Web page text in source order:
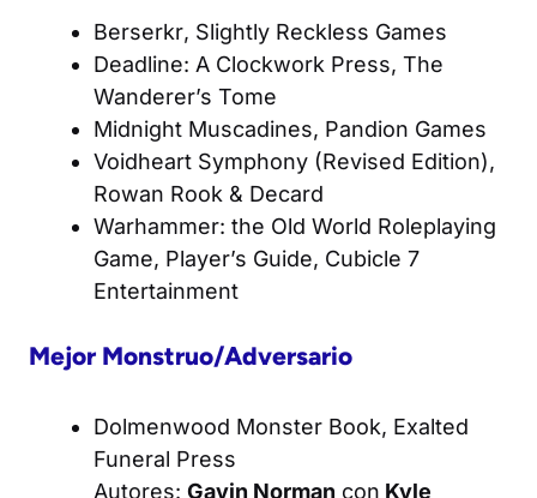
Berserkr, Slightly Reckless Games
Deadline: A Clockwork Press, The
Wanderer’s Tome
Midnight Muscadines, Pandion Games
Voidheart Symphony (Revised Edition),
Rowan Rook & Decard
Warhammer: the Old World Roleplaying
Game, Player’s Guide, Cubicle 7
Entertainment
Mejor Monstruo/Adversario
Dolmenwood Monster Book, Exalted
Funeral Press
Autores: Gavin Norman con Kyle